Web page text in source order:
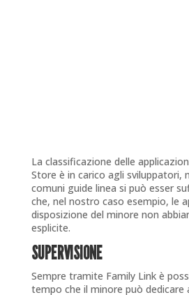
La classificazione delle
Store è in carico agli sviluppatori,
comuni guide linea si può esser
che, nel nostro caso esempio, le
disposizione del minore non
esplicite.
SUPERVISIONE
Sempre tramite Family Link è
tempo che il minore può dedicare